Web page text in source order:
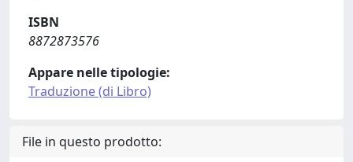
ISBN
8872873576
Appare nelle tipologie:
Traduzione (di Libro)
File in questo prodotto: